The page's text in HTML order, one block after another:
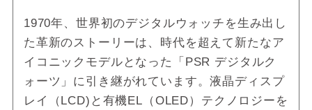
1970年、世界初のデジタルウォッチを生み出し
た革新のストーリーは、時代を超えて新たなア
イコニックモデルとなった「PSR デジタルク
ォーツ」に引き継がれています。液晶ディスプ
レイ（LCD)と有機EL（OLED）テクノロジーを